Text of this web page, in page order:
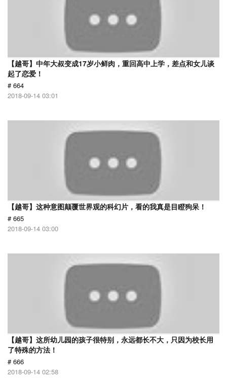
【越哥】中年大叔变成17岁小鲜肉，重回高中上学，差点和女儿谈
起了恋爱！
# 664
2018-09-14 03:01
【越哥】这种意图颠覆世界观的科幻片，看的我真是目瞪狗呆！
# 665
2018-09-14 03:00
【越哥】这所幼儿园的孩子很特别，永远都长不大，只因为校长用
了特殊的方法！
# 666
2018-09-14 02:58